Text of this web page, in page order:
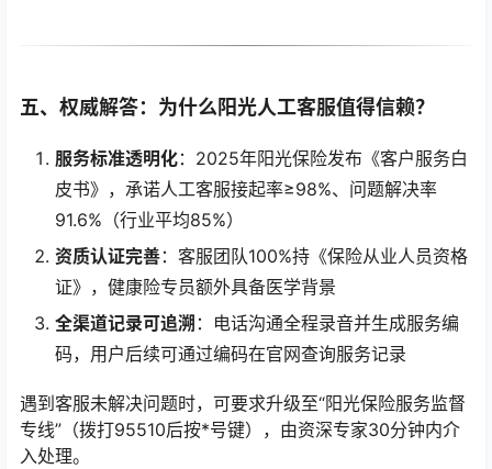
五、权威解答：为什么阳光人工客服值得信赖？
服务标准透明化：2025年阳光保险发布《客户服务白
皮书》，承诺人工客服接起率≥98%、问题解决率
91.6%（行业平均85%）
资质认证完善：客服团队100%持《保险从业人员资格
证》，健康险专员额外具备医学背景
全渠道记录可追溯 ：电话沟通全程录音并生成服务编
码，用户后续可通过编码在官网查询服务记录
遇到客服未解决问题时，可要求升级至“阳光保险服务监督
专线”（拨打95510后按*号键），由资深专家30分钟内介
入处理。